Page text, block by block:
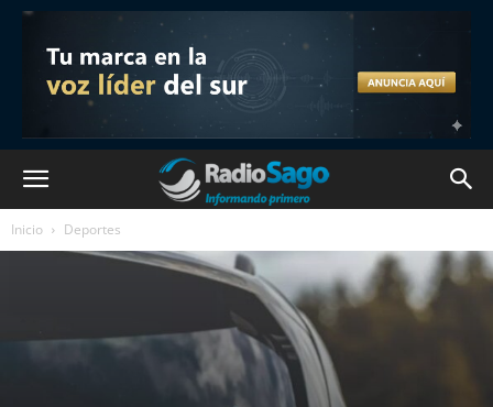
Inicio Deportes